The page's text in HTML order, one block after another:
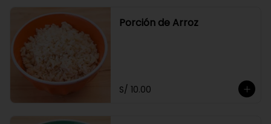
Porción de Arroz
S/ 10.00